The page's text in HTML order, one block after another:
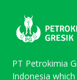
PT Petrokimia
Indonesia